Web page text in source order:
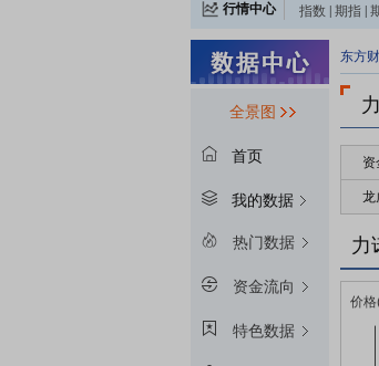
行情中心 指数 期指
全景图
首页
我的数据
热门数据
资金流向
特色数据
东方
资
龙
力